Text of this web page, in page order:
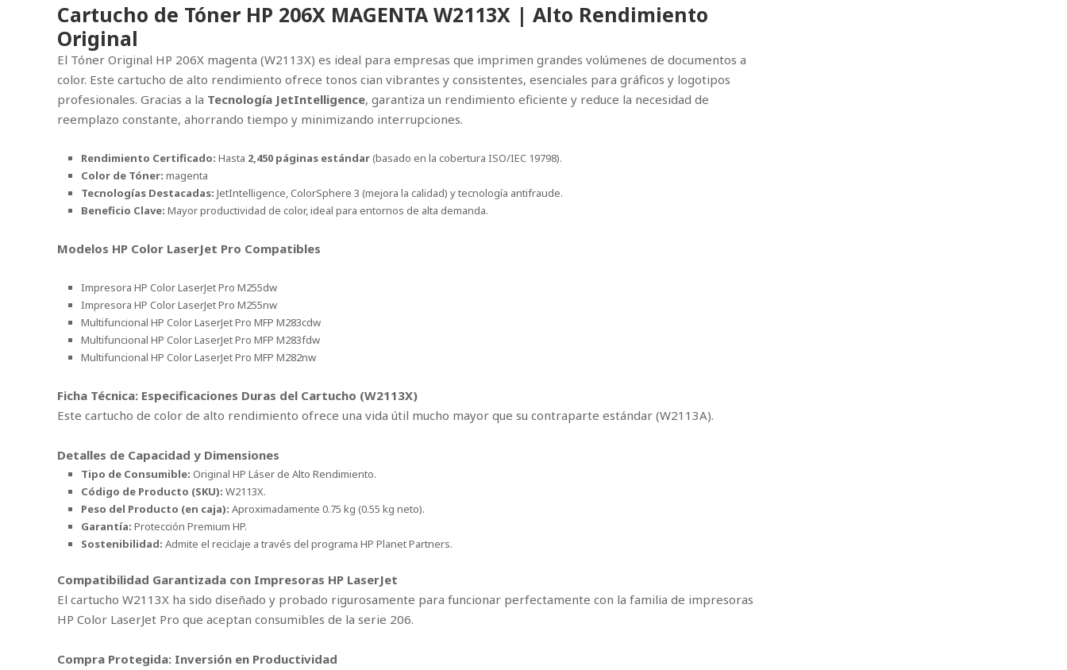
Cartucho de Tóner HP 206X MAGENTA W2113X | Alto Rendimiento
Original
El Tóner Original HP 206X magenta (W2113X) es ideal para empresas que imprimen grandes volúmenes de documentos a
color. Este cartucho de alto rendimiento ofrece tonos cian vibrantes y consistentes, esenciales para gráficos y logotipos
profesionales. Gracias a la Tecnología JetIntelligence, garantiza un rendimiento eficiente y reduce la necesidad de
reemplazo constante, ahorrando tiempo y minimizando interrupciones.
Rendimiento Certificado: Hasta 2,450 páginas estándar(basado en la cobertura ISO/IEC 19798).
Color de Tóner: magenta
Tecnologías Destacadas: JetIntelligence, ColorSphere 3 (mejora la calidad) y tecnología antifraude.
Beneficio Clave: Mayor productividad de color, ideal para entornos de alta demanda.
Modelos HP Color LaserJet Pro Compatibles
Impresora HP Color LaserJet Pro M255dw
Impresora HP Color LaserJet Pro M255nw
Multifuncional HP Color LaserJet Pro MFP M283cdw
Multifuncional HP Color LaserJet Pro MFP M283fdw
Multifuncional HP Color LaserJet Pro MFP M282nw
Ficha Técnica: Especificaciones Duras del Cartucho (W2113X)
Este cartucho de color de alto rendimiento ofrece una vida útil mucho mayor que su contraparte estándar (W2113A).
Detalles de Capacidad y Dimensiones
Tipo de Consumible: Original HP Láser de Alto Rendimiento.
Código de Producto (SKU): W2113X.
Peso del Producto (en caja): Aproximadamente 0.75 kg (0.55 kg neto).
Garantía: Protección Premium HP.
Sostenibilidad: Admite el reciclaje a través del programa HP Planet Partners.
Compatibilidad Garantizada con Impresoras HP LaserJet
El cartucho W2113X ha sido diseñado y probado rigurosamente para funcionar perfectamente con la familia de impresoras
HP Color LaserJet Pro que aceptan consumibles de la serie 206.
Compra Protegida: Inversión en Productividad
W2132A